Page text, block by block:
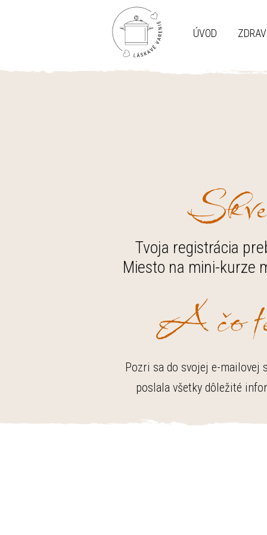
ÚVOD
Tvoja registrácia
Miesto na mini-kurze
A čo
Pozri sa do svojej e-mailovej
poslala všetky dôležité